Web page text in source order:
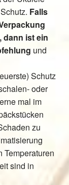
öffnen
Falls
dann ist ein
und
Schutz
oder
mal im
zu
Temperaturen
sind in